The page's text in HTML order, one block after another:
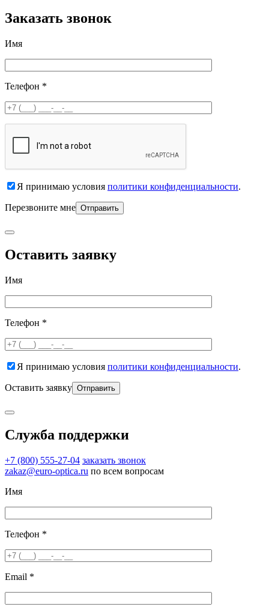
Заказать звонок
Имя
Телефон *
Я принимаю условия политики конфиденциальности.
Перезвоните мне
Оставить заявку
Имя
Телефон *
Я принимаю условия политики конфиденциальности.
Оставить заявку
Служба поддержки
+7 (800) 555-27-04 заказать звонок
zakaz@euro-optica.ru по всем вопросам
Имя
Телефон *
Email *